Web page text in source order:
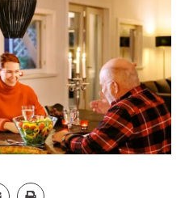
EmailJaa Print